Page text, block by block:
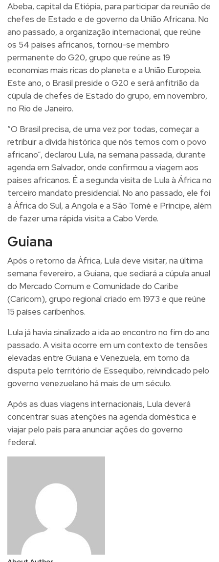
Abeba, capital da Etiópia, para participar da reunião de
chefes de Estado e de governo da União Africana. No
ano passado, a organização internacional, que reúne
os 54 países africanos, tornou-se membro
permanente do G20, grupo que reúne as 19
economias mais ricas do planeta e a União Europeia.
Este ano, o Brasil preside o G20 e será anfitrião da
cúpula de chefes de Estado do grupo, em novembro,
no Rio de Janeiro.
“O Brasil precisa, de uma vez por todas, começar a
retribuir a dívida histórica que nós temos com o povo
africano”, declarou Lula, na semana passada, durante
agenda em Salvador, onde confirmou a viagem aos
países africanos. É a segunda visita de Lula à África no
terceiro mandato presidencial. No ano passado, ele foi
à África do Sul, a Angola e a São Tomé e Príncipe, além
de fazer uma rápida visita a Cabo Verde.
Guiana
Após o retorno da África, Lula deve visitar, na última
semana fevereiro, a Guiana, que sediará a cúpula anual
do Mercado Comum e Comunidade do Caribe
(Caricom), grupo regional criado em 1973 e que reúne
15 países caribenhos.
Lula já havia sinalizado a ida ao encontro no fim do ano
passado. A visita ocorre em um contexto de tensões
elevadas entre Guiana e Venezuela, em torno da
disputa pelo território de Essequibo, reivindicado pelo
governo venezuelano há mais de um século.
Após as duas viagens internacionais, Lula deverá
concentrar suas atenções na agenda doméstica e
viajar pelo país para anunciar ações do governo
federal.